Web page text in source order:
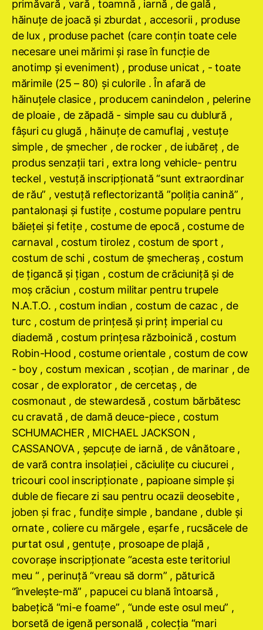
primăvară , vară , toamnă , iarnă , de gală ,
hăinuţe de joacă şi zburdat , accesorii , produse
de lux , produse pachet (care conţin toate cele
necesare unei mărimi şi rase în funcţie de
anotimp şi eveniment) , produse unicat , - toate
mărimile (25 – 80) şi culorile . În afară de
hăinuţele clasice , producem canindelon , pelerine
de ploaie , de zăpadă - simple sau cu dublură ,
fâşuri cu glugă , hăinuţe de camuflaj , vestuţe
simple , de şmecher , de rocker , de iubăreţ , de
produs senzaţii tari , extra long vehicle- pentru
teckel , vestuţă inscripţionată “sunt extraordinar
de rău” , vestuţă reflectorizantă ”poliţia canină” ,
pantalonaşi şi fustiţe , costume populare pentru
băieţei şi fetiţe , costume de epocă , costume de
carnaval , costum tirolez , costum de sport ,
costum de schi , costum de şmecheraş , costum
de ţigancă şi ţigan , costum de crăciuniţă şi de
moş crăciun , costum militar pentru trupele
N.A.T.O. , costum indian , costum de cazac , de
turc , costum de prinţesă şi prinţ imperial cu
diademă , costum prinţesa războinică , costum
Robin-Hood , costume orientale , costum de cow
- boy , costum mexican , scoţian , de marinar , de
cosar , de explorator , de cercetaş , de
cosmonaut , de stewardesă , costum bărbătesc
cu cravată , de damă deuce-piece , costum
SCHUMACHER , MICHAEL JACKSON ,
CASSANOVA , şepcuţe de iarnă , de vânătoare ,
de vară contra insolaţiei , căciuliţe cu ciucurei ,
tricouri cool inscripţionate , papioane simple şi
duble de fiecare zi sau pentru ocazii deosebite ,
joben şi frac , fundiţe simple , bandane , duble şi
ornate , coliere cu mărgele , eşarfe , rucsăcele de
purtat osul , gentuţe , prosoape de plajă ,
covoraşe inscripţionate “acesta este teritoriul
meu “ , perinuţă “vreau să dorm” , păturică
“înveleşte-mă” , papucei cu blană întoarsă ,
babeţică “mi-e foame” , “unde este osul meu” ,
borsetă de igenă personală , colecţia “mari